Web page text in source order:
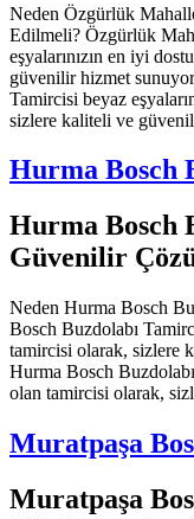
Neden Özgürlük
Edilmeli? Özgürlük
eşyalarınızın en iyi
güvenilir hizmet
Tamircisi beyaz
sizlere kaliteli ve
Hurma Bosch
Hurma Bosch
Güvenilir
Neden Hurma Bosch
Bosch Buzdolabı
tamircisi olarak, sizlere
Hurma Bosch
olan tamircisi olarak,
Muratpaşa
Muratpaşa